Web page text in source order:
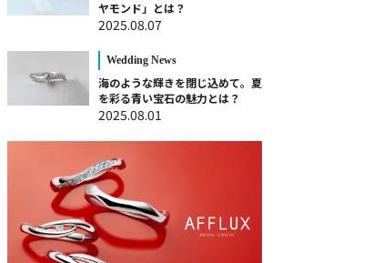
ヤモンド」とは？
2025.08.07
Wedding News
海のような輝きを閉じ込めて。夏
を彩る青い宝石の魅力とは？
2025.08.01